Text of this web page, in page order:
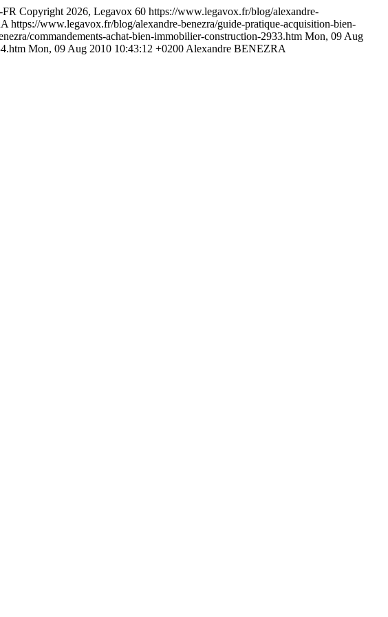
Copyright 2026, Legavox 60 https://www.legavox.fr/blog/alexandre-
https://www.legavox.fr/blog/alexandre-benezra/guide-pratique-acquisition-bien-
commandements-achat-bien-immobilier-construction-2933.htm Mon, 09 Aug
Mon, 09 Aug 2010 10:43:12 +0200 Alexandre BENEZRA